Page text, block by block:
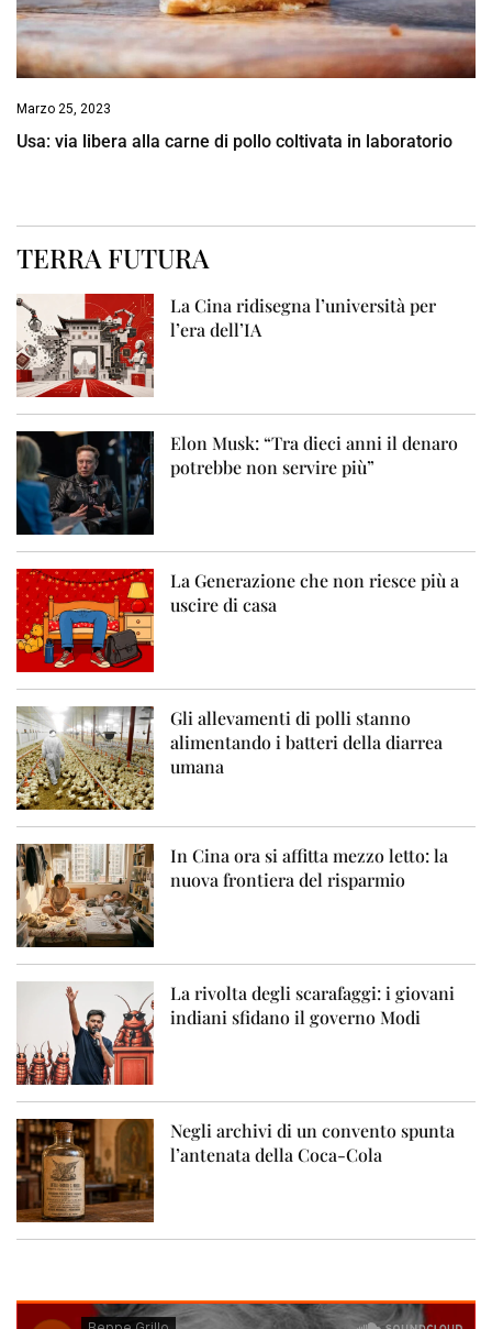
Marzo 25, 2023
Usa: via libera alla carne di pollo coltivata in laboratorio
TERRA FUTURA
La Cina ridisegna l’università per
l’era dell’IA
Elon Musk: “Tra dieci anni il denaro
potrebbe non servire più”
La Generazione che non riesce più a
uscire di casa
Gli allevamenti di polli stanno
alimentando i batteri della diarrea
umana
In Cina ora si affitta mezzo letto: la
nuova frontiera del risparmio
La rivolta degli scarafaggi: i giovani
indiani sfidano il governo Modi
Negli archivi di un convento spunta
l’antenata della Coca-Cola